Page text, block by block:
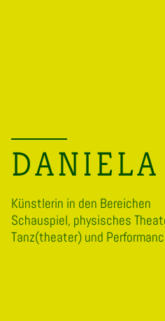
Künstlerin in den Bereichen
Schauspiel, physisches
Tanz(theater) und